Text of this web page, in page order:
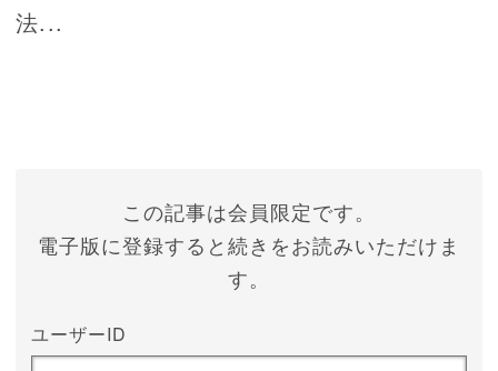
法...
この記事は会員限定です。
電子版に登録すると続きをお読みいただけま
す。
ユーザーID